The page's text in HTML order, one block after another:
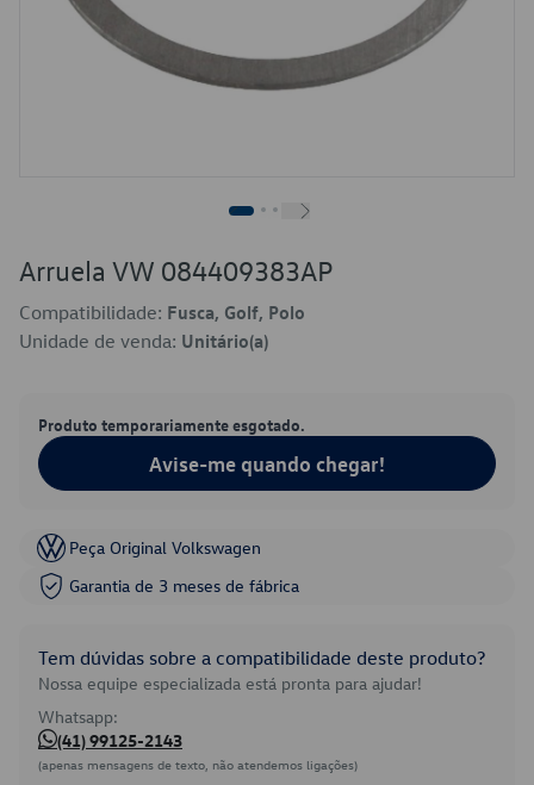
Arruela VW 084409383AP
Compatibilidade: Fusca, Golf, Polo
Unidade de venda: Unitário(a)
Produto temporariamente esgotado.
Avise-me quando chegar!
Peça Original Volkswagen
Garantia de 3 meses de fábrica
Tem dúvidas sobre a compatibilidade deste produto?
Nossa equipe especializada está pronta para ajudar!
Whatsapp:
(41) 99125-2143
(apenas mensagens de texto, não atendemos ligações)